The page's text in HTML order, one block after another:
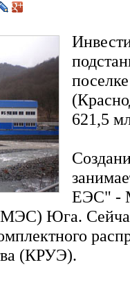
621,5
ЕЭС" -
(МЭС) Юга.
(КРУЭ).